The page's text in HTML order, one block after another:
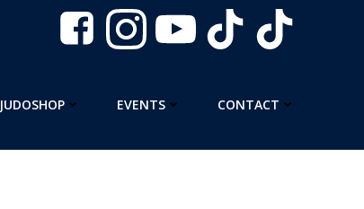
JUDOSHOP EVENTS CONTACT